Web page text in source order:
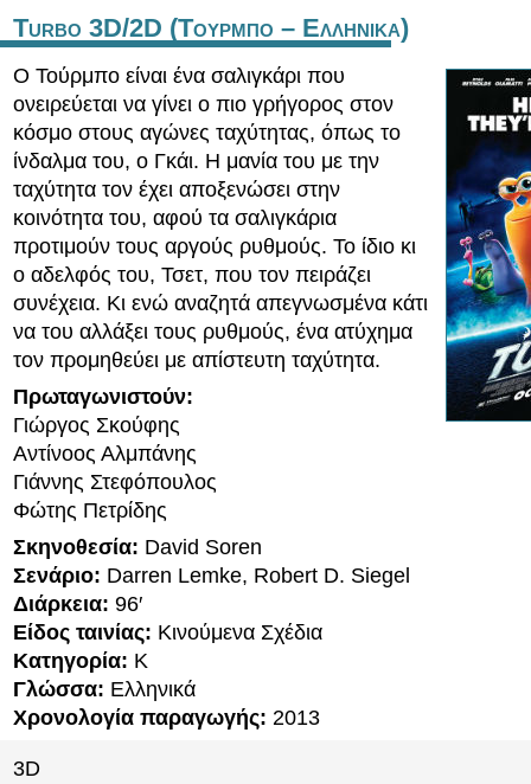
Turbo 3D/2D (Τουρμπο – Ελληνικα)
Ο Τούρμπο είναι ένα σαλιγκάρι που
ονειρεύεται να γίνει ο πιο γρήγορος στον
κόσμο στους αγώνες ταχύτητας, όπως το
ίνδαλμα του, ο Γκάι. Η μανία του με την
ταχύτητα τον έχει αποξενώσει στην
κοινότητα του, αφού τα σαλιγκάρια
προτιμούν τους αργούς ρυθμούς. Το ίδιο κι
ο αδελφός του, Τσετ, που τον πειράζει
συνέχεια. Κι ενώ αναζητά απεγνωσμένα κάτι
να του αλλάξει τους ρυθμούς, ένα ατύχημα
τον προμηθεύει με απίστευτη ταχύτητα.
Πρωταγωνιστούν:
Γιώργος Σκούφης
Αντίνοος Αλμπάνης
Γιάννης Στεφόπουλος
Φώτης Πετρίδης
Σκηνοθεσία: David Soren
Σενάριο: Darren Lemke, Robert D. Siegel
Διάρκεια: 96′
Είδος ταινίας: Κινούμενα Σχέδια
Κατηγορία: K
Γλώσσα: Ελληνικά
Χρονολογία παραγωγής: 2013
3D